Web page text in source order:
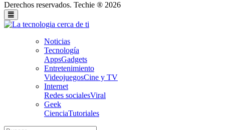
Derechos reservados. Techie ® 2026
Noticias
Tecnología
AppsGadgets
Entretenimiento
VideojuegosCine y TV
Internet
Redes socialesViral
Geek
CienciaTutoriales